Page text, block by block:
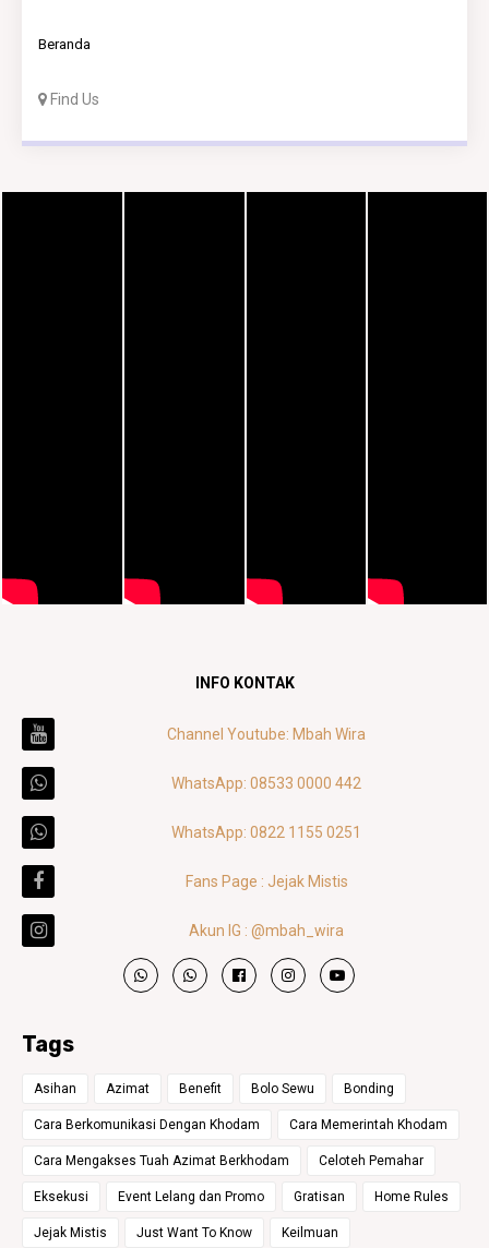
Beranda
Find Us
INFO KONTAK
Channel Youtube: Mbah Wira
WhatsApp: 08533 0000 442
WhatsApp: 0822 1155 0251
Fans Page : Jejak Mistis
Akun IG : @mbah_wira
Tags
Asihan Azimat Benefit Bolo Sewu Bonding
Cara Berkomunikasi Dengan Khodam Cara Memerintah Khodam
Cara Mengakses Tuah Azimat Berkhodam Celoteh Pemahar
Eksekusi Event Lelang dan Promo Gratisan Home Rules
Jejak Mistis Just Want To Know Keilmuan